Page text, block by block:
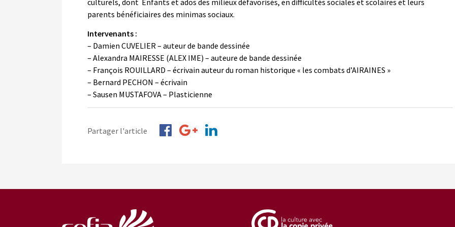
culturels, dont Enfants et ados des milieux défavorisés, en difficultés sociales et scolaires et leurs
parents bénéficiaires des minimas sociaux.
Intervenants :
– Damien CUVELIER – auteur de bande dessinée
– Alexandra MAIRESSE (ALEX IME) – auteure de bande dessinée
– François ROUILLARD – écrivain auteur du roman historique « les combats d’AIRAINES »
– Bernard PECHON – écrivain
– Sausen MUSTAFOVA – Plasticienne
Partager l'article